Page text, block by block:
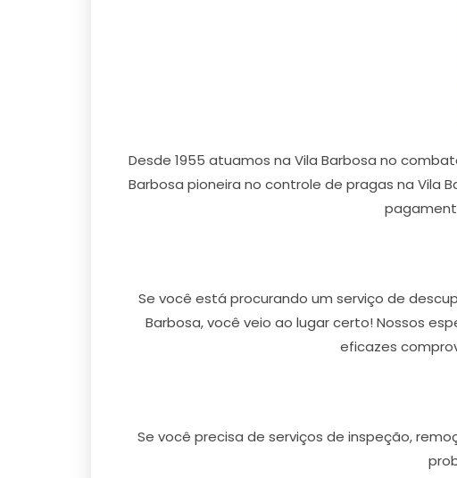
Desde 1955 atuamos na Vila Barbosa no
Barbosa pioneira no controle de pragas na Vila
Se você está procurando um serviço de
Barbosa, você veio ao lugar certo! Nossos
eficazes
Se você precisa de serviços de inspeção,